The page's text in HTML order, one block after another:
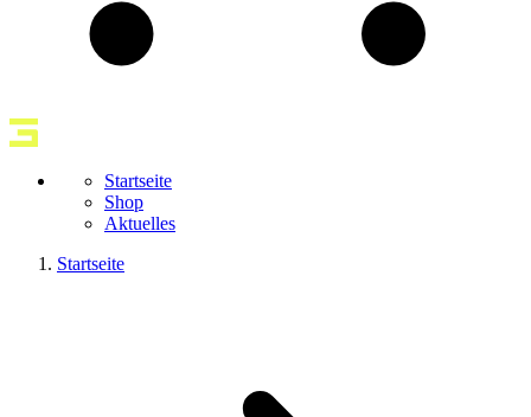
Startseite
Shop
Aktuelles
Startseite